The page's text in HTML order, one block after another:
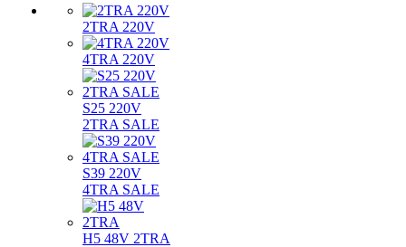
2TRA 220V
4TRA 220V
S25 220V
2TRA SALE
S39 220V
4TRA SALE
H5 48V 2TRA